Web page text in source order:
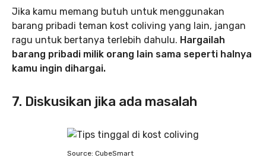
Jika kamu memang butuh untuk menggunakan
barang pribadi teman kost coliving yang lain, jangan
ragu untuk bertanya terlebih dahulu. Hargailah
barang pribadi milik orang lain sama seperti halnya
kamu ingin dihargai.
7. Diskusikan jika ada masalah
Source: CubeSmart